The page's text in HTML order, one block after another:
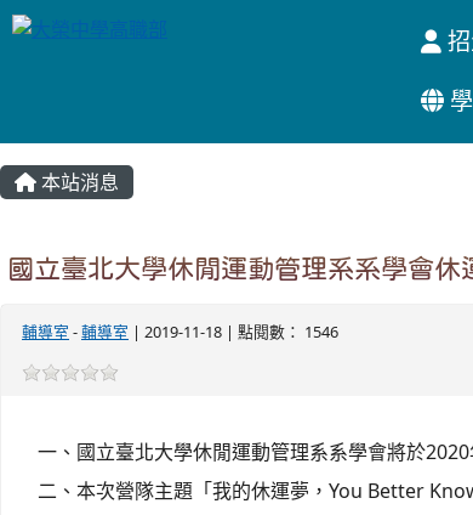
本站消息
國立臺北大學休閒運動管理系系學會休
輔導室 -輔導室 | 2019-11-18 | 點閱數： 1546
一、國立臺北大學休閒運動管理系系學會將於
二、本次營隊主題「我的休運夢，You Better